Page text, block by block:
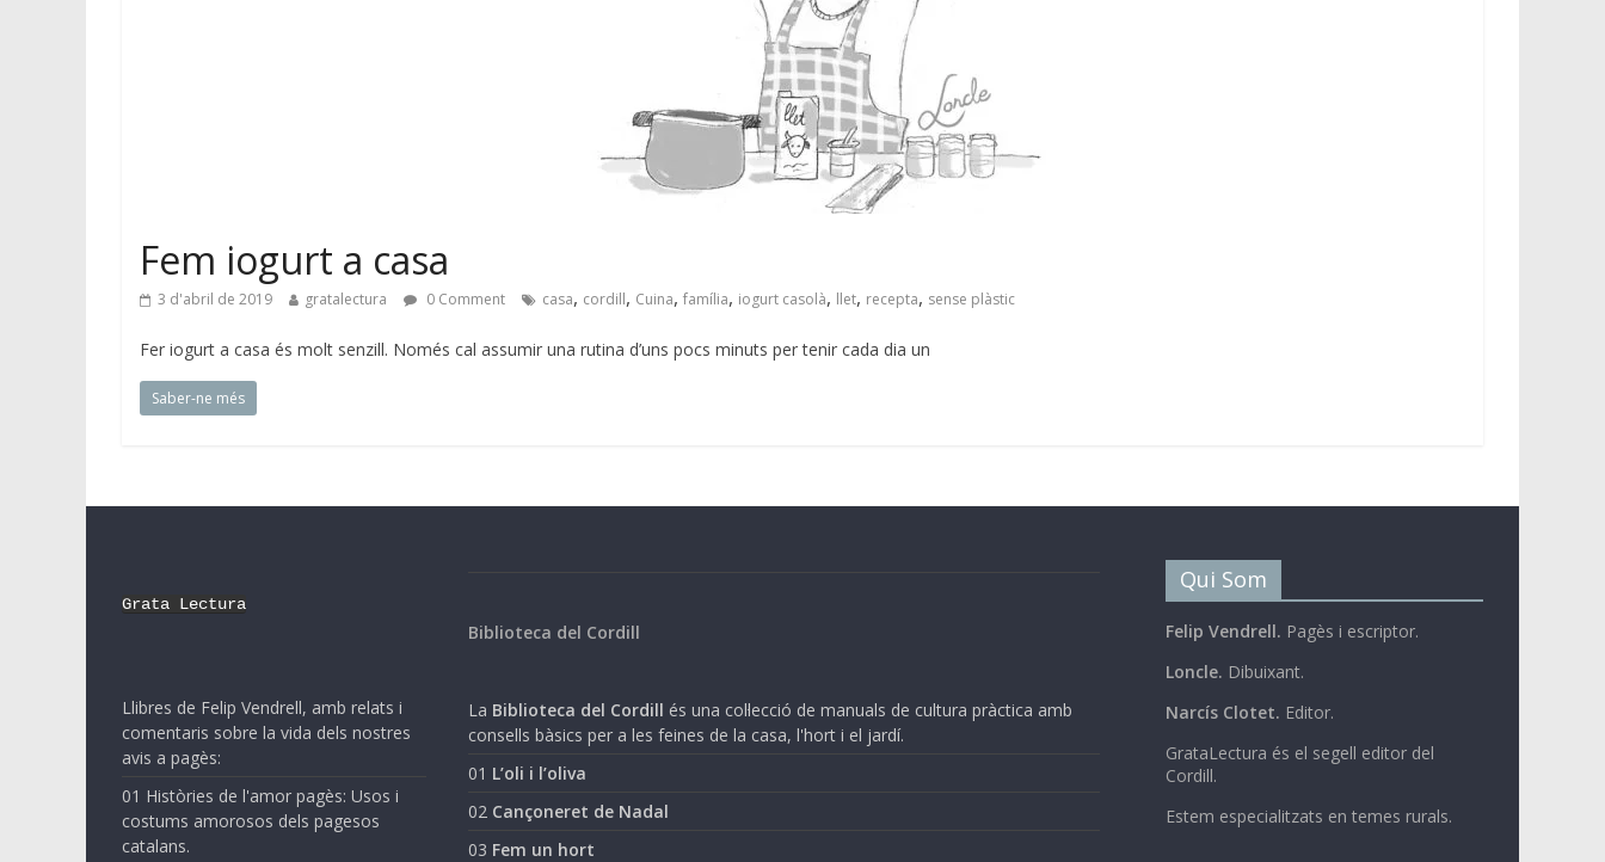
Fem iogurt a casa
3 d'abril de 2019 gratalectura 0 Comment casa, cordill, Cuina, família, iogurt casolà, llet, recepta, sense plàstic
Fer iogurt a casa és molt senzill. Només cal assumir una rutina d’uns pocs minuts per tenir cada dia un
Saber-ne més
Grata Lectura
Llibres de Felip Vendrell, amb relats i
comentaris sobre la vida dels nostres
avis a pagès:
01 Històries de l'amor pagès: Usos i
costums amorosos dels pagesos
catalans.
Biblioteca del Cordill
La Biblioteca del Cordill és una col·lecció de manuals de cultura pràctica amb
consells bàsics per a les feines de la casa, l'hort i el jardí.
01 L’oli i l’oliva
02 Cançoneret de Nadal
03 Fem un hort
Qui Som
Felip Vendrell. Pagès i escriptor.
Loncle. Dibuixant.
Narcís Clotet. Editor.
GrataLectura és el segell editor del
Cordill.
Estem especialitzats en temes rurals.